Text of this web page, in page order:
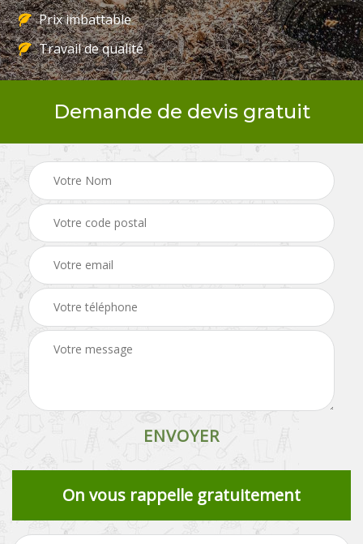
Prix imbattable
Travail de qualité
Demande de devis gratuit
On vous rappelle gratuitement